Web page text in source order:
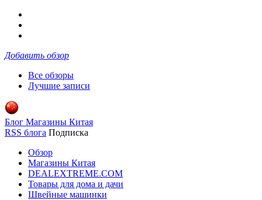
Добавить обзор
Все обзоры
Лучшие записи
Блог Магазины Китая
RSS блога Подписка
Обзор
Магазины Китая
DEALEXTREME.COM
Товары для дома и дачи
Швейные машинки